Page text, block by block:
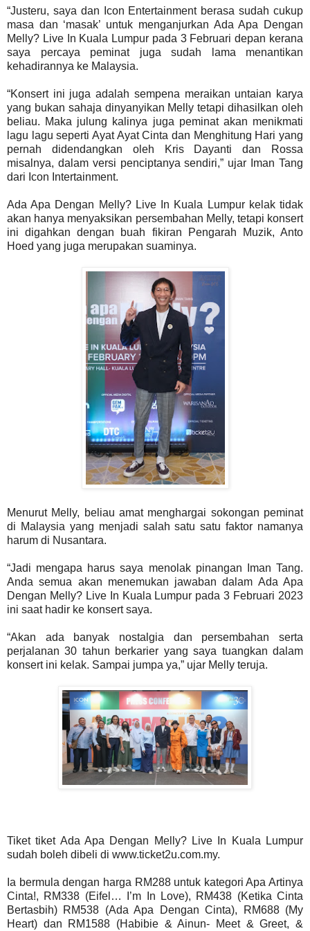
“Justeru, saya dan Icon Entertainment berasa sudah cukup
masa dan ‘masak’ untuk menganjurkan Ada Apa Dengan
Melly? Live In Kuala Lumpur pada 3 Februari depan kerana
saya percaya peminat juga sudah lama menantikan
kehadirannya ke Malaysia.
“Konsert ini juga adalah sempena meraikan untaian karya
yang bukan sahaja dinyanyikan Melly tetapi dihasilkan oleh
beliau. Maka julung kalinya juga peminat akan menikmati
lagu lagu seperti Ayat Ayat Cinta dan Menghitung Hari yang
pernah didendangkan oleh Kris Dayanti dan Rossa
misalnya, dalam versi penciptanya sendiri,” ujar Iman Tang
dari Icon Intertainment.
Ada Apa Dengan Melly? Live In Kuala Lumpur kelak tidak
akan hanya menyaksikan persembahan Melly, tetapi konsert
ini digahkan dengan buah fikiran Pengarah Muzik, Anto
Hoed yang juga merupakan suaminya.
Menurut Melly, beliau amat menghargai sokongan peminat
di Malaysia yang menjadi salah satu satu faktor namanya
harum di Nusantara.
“Jadi mengapa harus saya menolak pinangan Iman Tang.
Anda semua akan menemukan jawaban dalam Ada Apa
Dengan Melly? Live In Kuala Lumpur pada 3 Februari 2023
ini saat hadir ke konsert saya.
“Akan ada banyak nostalgia dan persembahan serta
perjalanan 30 tahun berkarier yang saya tuangkan dalam
konsert ini kelak. Sampai jumpa ya,” ujar Melly teruja.
Tiket tiket Ada Apa Dengan Melly? Live In Kuala Lumpur
sudah boleh dibeli di www.ticket2u.com.my.
Ia bermula dengan harga RM288 untuk kategori Apa Artinya
Cinta!, RM338 (Eifel… I’m In Love), RM438 (Ketika Cinta
Bertasbih) RM538 (Ada Apa Dengan Cinta), RM688 (My
Heart) dan RM1588 (Habibie & Ainun- Meet & Greet, &